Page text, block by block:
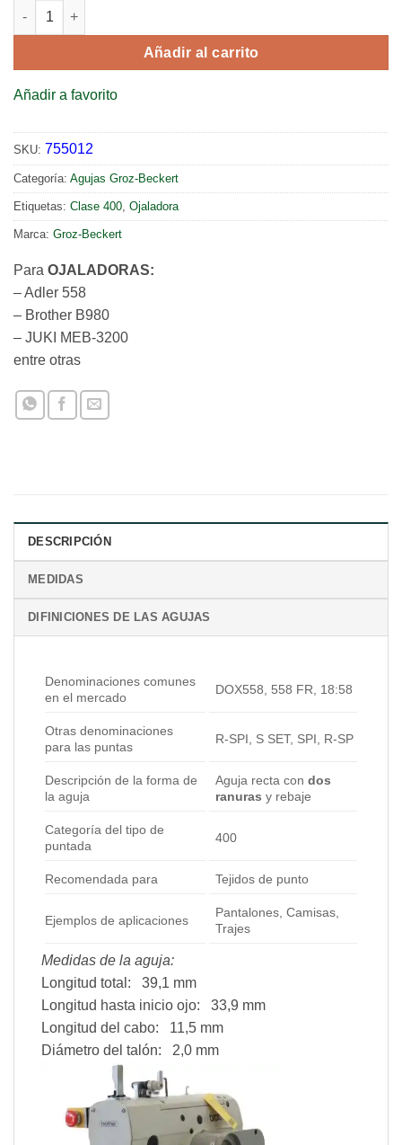
558/ DOX558 con 2 ranuras - para ojaladoras, punta redonda
Añadir al carrito
Añadir a favorito
SKU: 755012
Categoría: Agujas Groz-Beckert
Etiquetas: Clase 400 Ojaladora
Marca: Groz-Beckert
Para OJALADORAS:
– Adler 558
– Brother B980
– JUKI MEB-3200
entre otras
DESCRIPCIÓN
MEDIDAS
DIFINICIONES DE LAS AGUJAS
Denominaciones comunes
en el mercado
DOX558, 558 FR, 18:58
Otras denominaciones
para las puntas
R-SPI, S SET, SPI, R-SP
Descripción de la forma de
la aguja
Aguja recta condos
ranuras y rebaje
Categoría del tipo de
puntada
400
Recomendada para Tejidos de punto
Ejemplos de aplicaciones
Pantalones, Camisas,
Trajes
Medidas de la aguja:
Longitud total: 39,1 mm
Longitud hasta inicio ojo: 33,9 mm
Longitud del cabo: 11,5 mm
Diámetro del talón: 2,0 mm